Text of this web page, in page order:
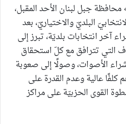
جبل لبنان الأحد المقبل،
البلديّ والاختياريّ، بعد
آخر انتخابات بلديّة، تبرز إلى
التي تترافق مع كلّ استحقاق
الأصوات، وصولًا إلى صعوبة
كلفًا عالية وعدم القدرة على
القوى الحزبيّة على مراكز